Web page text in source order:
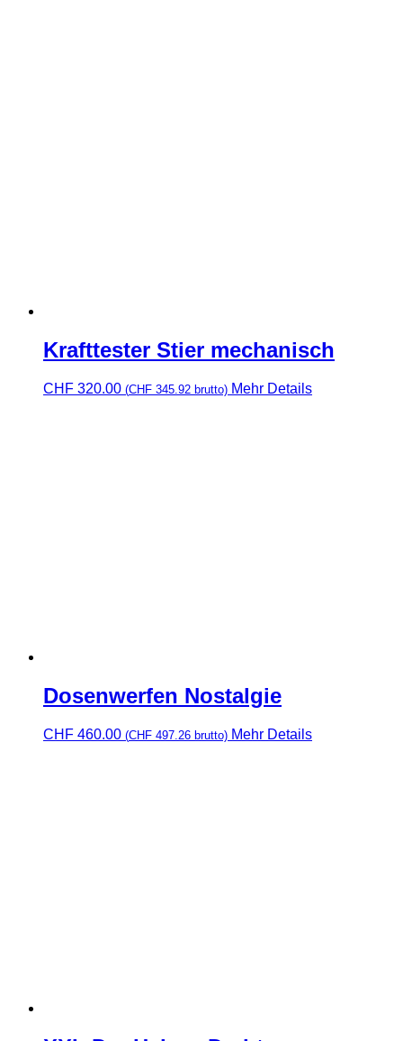
Krafttester Stier mechanisch
CHF 320.00 (CHF 345.92 brutto) Mehr Details
Dosenwerfen Nostalgie
CHF 460.00 (CHF 497.26 brutto) Mehr Details